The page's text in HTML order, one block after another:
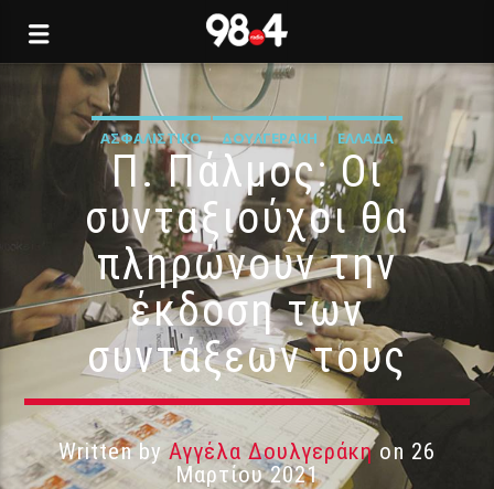
ΑΣΦΑΛΙΣΤΙΚΌ ΔΟΥΛΓΕΡΆΚΗ ΕΛΛΆΔΑ
Π. Πάλμος: Οι
συνταξιούχοι θα
πληρώνουν την
έκδοση των
συντάξεων τους
Written byΑγγέλα Δουλγεράκηon 26
Μαρτίου 2021